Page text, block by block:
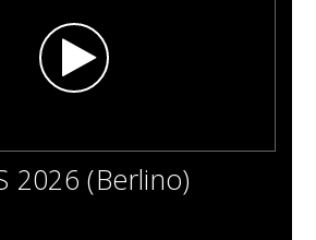
2026 (Berlino)